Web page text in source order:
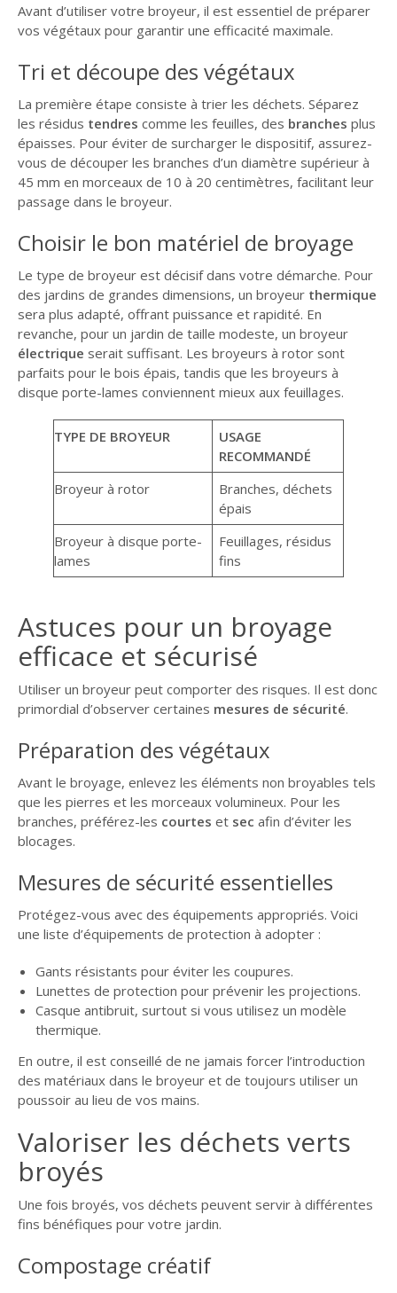
Avant d’utiliser votre broyeur, il est essentiel de préparer
vos végétaux pour garantir une efficacité maximale.
Tri et découpe des végétaux
La première étape consiste à trier les déchets. Séparez
les résidus tendres comme les feuilles, des branches plus
épaisses. Pour éviter de surcharger le dispositif, assurez-
vous de découper les branches d’un diamètre supérieur à
45 mm en morceaux de 10 à 20 centimètres, facilitant leur
passage dans le broyeur.
Choisir le bon matériel de broyage
Le type de broyeur est décisif dans votre démarche. Pour
des jardins de grandes dimensions, un broyeur thermique
sera plus adapté, offrant puissance et rapidité. En
revanche, pour un jardin de taille modeste, un broyeur
électrique serait suffisant. Les broyeurs à rotor sont
parfaits pour le bois épais, tandis que les broyeurs à
disque porte-lames conviennent mieux aux feuillages.
TYPE DE BROYEUR
USAGE
RECOMMANDÉ
Broyeur à rotor
Branches, déchets
épais
Broyeur à disque porte-
lames
Feuillages, résidus
fins
Astuces pour un broyage
efficace et sécurisé
Utiliser un broyeur peut comporter des risques. Il est donc
primordial d’observer certaines mesures de sécurité.
Préparation des végétaux
Avant le broyage, enlevez les éléments non broyables tels
que les pierres et les morceaux volumineux. Pour les
branches, préférez-les courtes et sec afin d’éviter les
blocages.
Mesures de sécurité essentielles
Protégez-vous avec des équipements appropriés. Voici
une liste d’équipements de protection à adopter :
Gants résistants pour éviter les coupures.
Lunettes de protection pour prévenir les projections.
Casque antibruit, surtout si vous utilisez un modèle
thermique.
En outre, il est conseillé de ne jamais forcer l’introduction
des matériaux dans le broyeur et de toujours utiliser un
poussoir au lieu de vos mains.
Valoriser les déchets verts
broyés
Une fois broyés, vos déchets peuvent servir à différentes
fins bénéfiques pour votre jardin.
Compostage créatif